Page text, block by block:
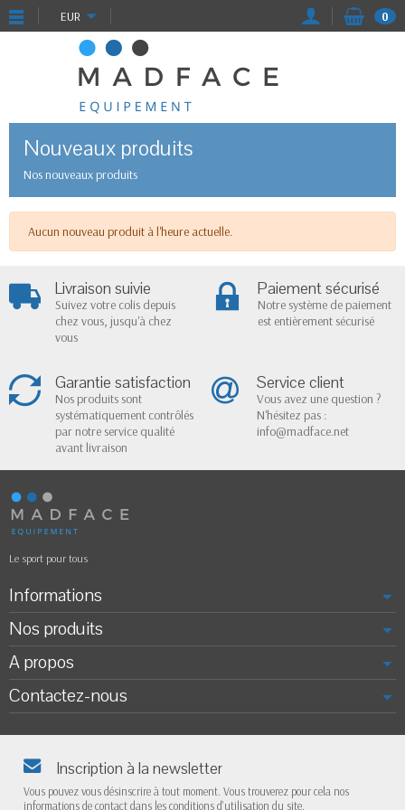
EUR 0
Nouveaux produits
Nos nouveaux produits
Aucun nouveau produit à l'heure actuelle.
Livraison suivie
Suivez votre colis depuis
chez vous, jusqu'à chez
vous
Paiement sécurisé
Notre système de paiement
est entièrement sécurisé
Garantie satisfaction
Nos produits sont
systématiquement contrôlés
par notre service qualité
avant livraison
Service client
Vous avez une question ?
N'hésitez pas :
info@madface.net
Le sport pour tous
Informations
Nos produits
A propos
Contactez-nous
Inscription à la newsletter
Vous pouvez vous désinscrire à tout moment. Vous trouverez pour cela nos
informations de contact dans les conditions d'utilisation du site.